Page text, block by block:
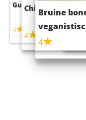
Guacamole
4
Chili con carne
4
Bruine
4